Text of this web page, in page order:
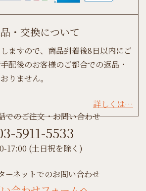
・交換について
ますので、商品到着後8日以内にご
配後のお客様のご都合での返品・
りません。
詳しくは…
でのご注文・お問い合わせ
5911-5533
17:00 (土日祝を除く)
ーネットでのお問い合わせ